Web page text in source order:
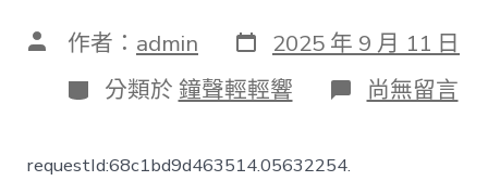
文 作者： admin 發
表
日
期
2025 年 9 月 11 日
分
類
分類於 鐘聲輕輕響 在
〈時
尚無留言
requestId:68c1bd9d463514.05632254.